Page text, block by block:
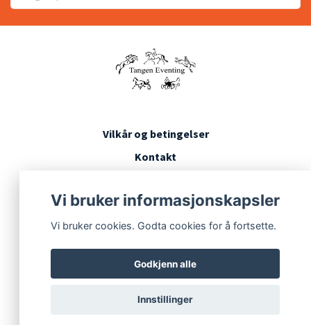
Vilkår og betingelser
Kontakt
Vi bruker informasjonskapsler
Vi bruker cookies. Godta cookies for å fortsette.
Godkjenn alle
Innstillinger